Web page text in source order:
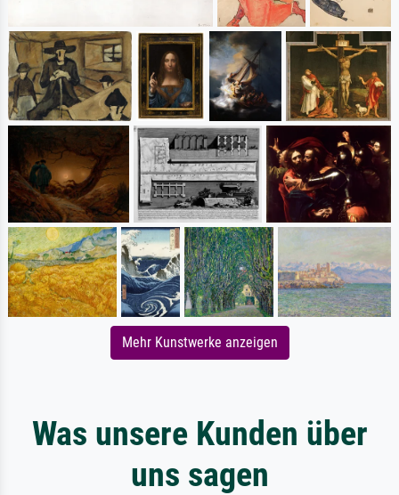
Mehr Kunstwerke anzeigen
Was unsere Kunden über
uns sagen